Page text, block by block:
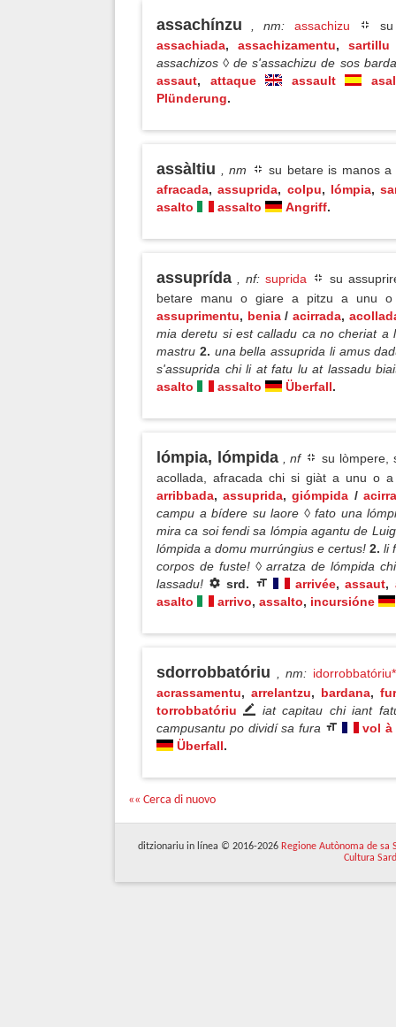
assachínzu , nm: assachizu
assachiada,assachizamentu,sartillu
assachizos ◊ de s'assachizu de sos
assaut, attaque assault
Plünderung.
assàltiu , nm
su betare is manos
afracada,assuprida, colpu, lómpia,
asalto
assalto Angriff.
assuprída , nf: suprida
su
betare manu o giare a pitzu a unu
assuprimentu, benia / acirrada,
mia deretu si est calladu ca no cheriat a
mastru 2. una bella assuprida li amus
s'assuprida chi li at fatu lu at lassadu
asalto
assalto Überfall.
lómpia, lómpida , nf
su lòmpere,
acollada, afracada chi si giàt a unu o
arribbada,assuprida,giómpida /
campu a bídere su laore ◊ fato una
mira ca soi fendi sa lómpia agantu de
lómpida a domu murrúngius e certus!2.li
corpos de fuste! ◊ arratza de lómpida
lassadu!
srd. arrivée, assaut,
asalto
arrivo, assalto, incursióne
sdorrobbatóriu , nm: idorrobbatóriu*
acrassamentu, arrelantzu, bardana,
torrobbatóriu
iat capitau chi iant
campusantu po dividí sa fura
vol à
Überfall.
«« Cerca di nuovo
ditzionariu in línea © 2016-2026 Regione Autònoma de sa
Cultura